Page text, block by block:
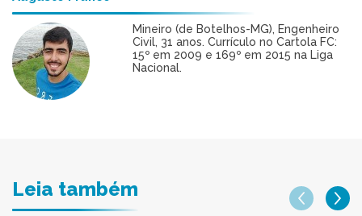
Mineiro (de Botelhos-MG), Engenheiro
Civil, 31 anos. Currículo no Cartola FC:
15º em 2009 e 169º em 2015 na Liga
Nacional.
Leia também